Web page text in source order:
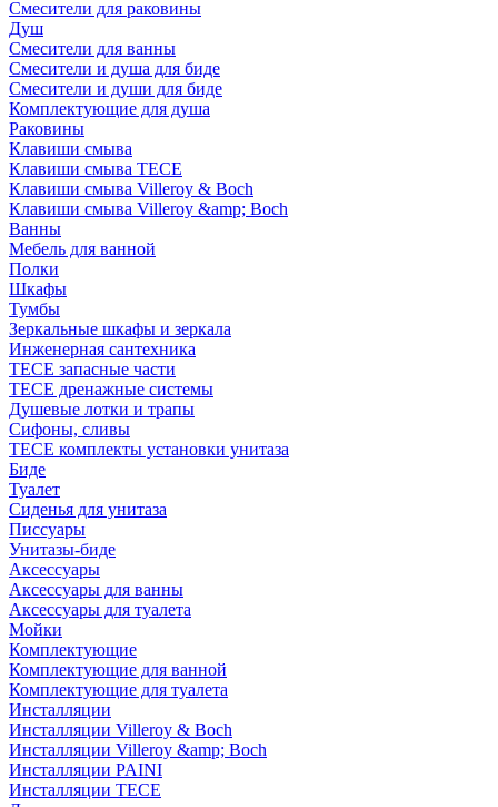
Смесители для раковины
Душ
Смесители для ванны
Смесители и душа для биде
Смесители и души для биде
Комплектующие для душа
Раковины
Клавиши смыва
Клавиши смыва TECE
Клавиши смыва Villeroy & Boch
Клавиши смыва Villeroy &amp; Boch
Ванны
Мебель для ванной
Полки
Шкафы
Тумбы
Зеркальные шкафы и зеркала
Инженерная сантехника
TECE запасные части
TECE дренажные системы
Душевые лотки и трапы
Сифоны, сливы
TECE комплекты установки унитаза
Биде
Туалет
Сиденья для унитаза
Писсуары
Унитазы-биде
Аксессуары
Аксессуары для ванны
Аксессуары для туалета
Мойки
Комплектующие
Комплектующие для ванной
Комплектующие для туалета
Инсталляции
Инсталляции Villeroy & Boch
Инсталляции Villeroy &amp; Boch
Инсталляции PAINI
Инсталляции TECE